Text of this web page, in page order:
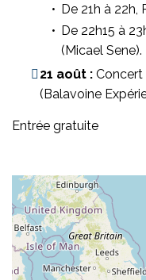
De 21h à 22h,
De 22h15 à
(Micael Sene).
21 août : Concert
(Balavoine
Entrée gratuite